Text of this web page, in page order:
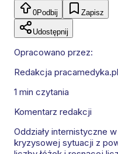
0Podbij Zapisz
Udostępnij
Opracowano przez:
Redakcja pracamedyka.pl
1 min czytania
Komentarz redakcji
Oddziały internistyczne
kryzysowej sytuacji z